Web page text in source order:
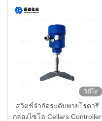
วิดีโอ
สวิตช์จำกัดระดับพายโรตารี
กล่องไซโล Cellars Controller